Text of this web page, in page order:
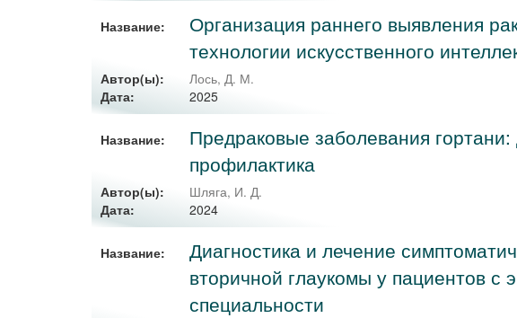
Название:
Организация раннего выявления
технологии искуcственного
Автор(ы):
Лось, Д. М.
Дата:
2025
Название:
Предраковые заболевания
профилактика
Автор(ы):
Шляга, И. Д.
Дата:
2024
Название:
Диагностика и лечение
вторичной глаукомы у пациентов с
специальности